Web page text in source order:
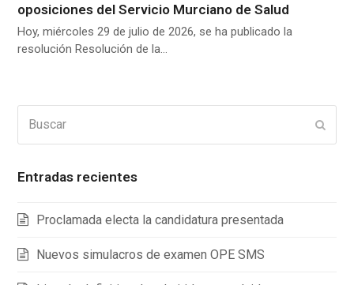
oposiciones del Servicio Murciano de Salud
Hoy, miércoles 29 de julio de 2026, se ha publicado la
resolución Resolución de la…
Entradas recientes
Proclamada electa la candidatura presentada
Nuevos simulacros de examen OPE SMS